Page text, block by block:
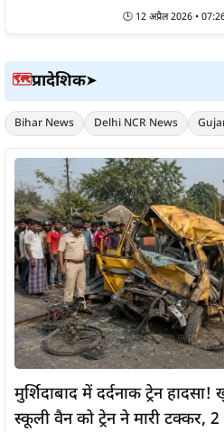
🕒 12 अप्रैल 2026 •
🗺️प्रादेशिक➤
Bihar News Delhi NCR News
मुर्शिदाबाद में दर्दनाक ट्रेन
स्कूली वैन को ट्रेन ने मारी टक्कर,